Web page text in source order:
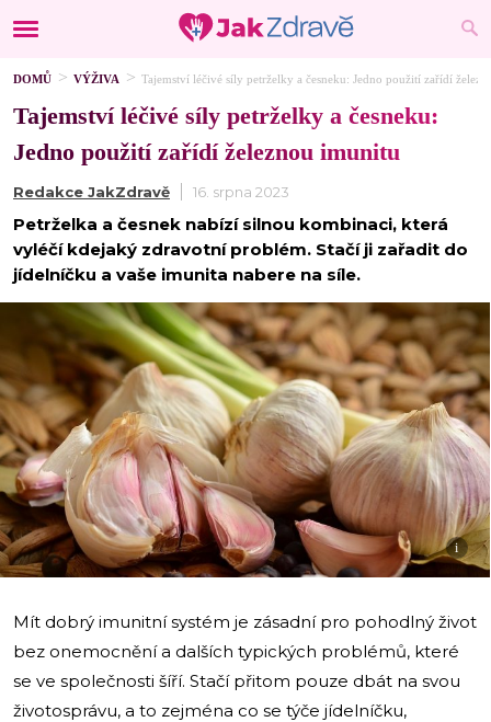
DOMŮ VÝŽIVA Tajemství léčivé síly petrželky a česneku: Jedno použití zařídí
Tajemství léčivé síly petrželky a česneku:
Jedno použití zařídí železnou imunitu
Redakce JakZdravě 16. srpna 2023
Petrželka a česnek nabízí silnou kombinaci, která
vyléčí kdejaký zdravotní problém. Stačí ji zařadit do
jídelníčku a vaše imunita nabere na síle.
i
Mít dobrý imunitní systém je zásadní pro pohodlný život
bez onemocnění a dalších typických problémů, které
se ve společnosti šíří. Stačí přitom pouze dbát na svou
životosprávu, a to zejména co se týče jídelníčku,